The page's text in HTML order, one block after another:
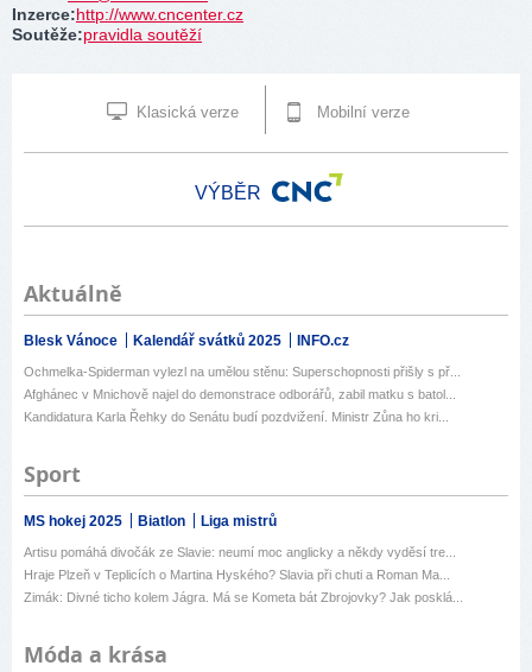
Inzerce:http://www.cncenter.cz
Soutěže:pravidla soutěží
Klasická verze Mobilní verze
VÝBĚR
Aktuálně
Blesk Vánoce Kalendář svátků 2025 INFO.cz
Ochmelka-Spiderman vylezl na umělou stěnu: Superschopnosti přišly s př...
Afghánec v Mnichově najel do demonstrace odborářů, zabil matku s batol...
Kandidatura Karla Řehky do Senátu budí pozdvižení. Ministr Zůna ho kri...
Sport
MS hokej 2025 Biatlon Liga mistrů
Artisu pomáhá divočák ze Slavie: neumí moc anglicky a někdy vyděsí tre...
Hraje Plzeň v Teplicích o Martina Hyského? Slavia při chuti a Roman Ma...
Zimák: Divné ticho kolem Jágra. Má se Kometa bát Zbrojovky? Jak posklá...
Móda a krása